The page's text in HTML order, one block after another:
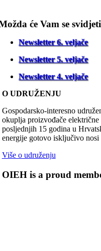
će Vam se svidjeti
Newsletter 6. veljače
Newsletter 5. veljače
Newsletter 4. veljače
O UDRUŽENJU
Gospodarsko-interesno
okuplja proizvođače
posljednjih 15 godina u
energije gotovo isključivo nosi
Više o udruženju
OIEH is a proud